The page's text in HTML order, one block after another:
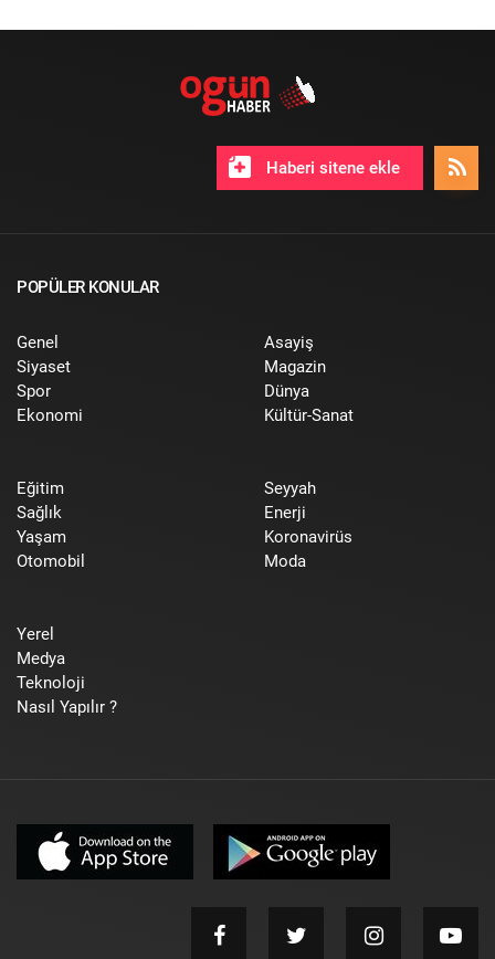
Haberi sitene ekle
POPÜLER KONULAR
Genel
Siyaset
Spor
Ekonomi
Asayiş
Magazin
Dünya
Kültür-Sanat
Eğitim
Sağlık
Yaşam
Otomobil
Seyyah
Enerji
Koronavirüs
Moda
Yerel
Medya
Teknoloji
Nasıl Yapılır ?